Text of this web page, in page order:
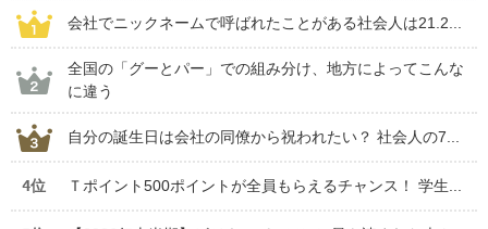
会社でニックネームで呼ばれたことがある社会人は21.2...
全国の「グーとパー」での組み分け、地方によってこんな
に違う
自分の誕生日は会社の同僚から祝われたい？ 社会人の7...
4位 Ｔポイント500ポイントが全員もらえるチャンス！ 学生...